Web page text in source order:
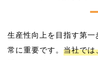
生産性向上を目指す第
常に重要です。 当社では